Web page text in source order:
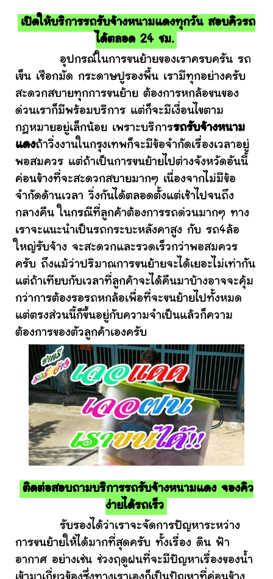
เปิดให้บริการรถรับจ้างหนามแดงทุกวัน สอบคิวรถ
ได้ตลอด 24 ชม.
อุปกรณ์ในการขนย้ายของเราครบครัน รถ
เข็น เชือกมัด กระดาษปูรองพื้น เรามีทุกอย่างครับ
สะดวกสบายทุกการขนย้าย ต้องการหกล้อขนของ
ด่วนเราก็มีพร้อมบริการ แต่ก็จะมีเงื่อนไขตาม
กฎหมายอยู่เล็กน้อย เพราะบริการรถรับจ้างหนาม
แดงถ้าวิ่งงานในกรุงเทพก็จะมีข้อจำกัดเรื่องเวลาอยู่
พอสมควร แต่ถ้าเป็นการขนย้ายไปต่างจังหวัดอันนี้
ค่อนข้างที่จะสะดวกสบายมากๆ เนื่องจากไม่มีข้อ
จำกัดด้านเวลา วิ่งกันได้ตลอดตั้งแต่เช้าไปจนถึง
กลางคืน ในกรณีที่ลูกค้าต้องการรถด่วนมากๆ ทาง
เราจะแนะนำเป็นรถกระบะหลังคาสูง กับ รถ4ล้อ
ใหญ่รับจ้าง จะสะดวกและรวดเร็วกว่าพอสมควร
ครับ ถึงแม้ว่าปริมาณการขนย้ายจะได้เยอะไม่เท่ากัน
แต่ถ้าเทียบกับเวลาที่ลูกค้าจะได้คืนมาบ้างอาจจะคุ้ม
กว่าการต้องรอรถหกล้อเพื่อที่จะขนย้ายไปทั้งหมด
แต่ตรงส่วนนี้ก็ขึ้นอยู่กับความจำเป็นแล้วก็ความ
ต้องการของตัวลูกค้าเองครับ
ติดต่อสอบถามบริการรถรับจ้างหนามแดง จองคิว
ง่ายได้รถเร็ว
รับรองได้ว่าเราจะจัดการปัญหาระหว่าง
การขนย้ายให้ได้มากที่สุดครับ ทั้งเรื่อง ดิน ฟ้า
อากาศ อย่างเช่น ช่วงฤดูฝนที่จะมีปัญหาเรื่องของน้ำ